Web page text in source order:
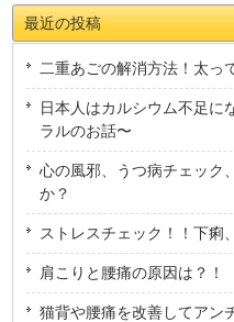
最近の投稿
二重あごの解消方法！太っ
日本人はカルシウム不足に
ラルのお話〜
心の風邪、うつ病チェック
か？
ストレスチェック！！下痢
肩こりと腰痛の原因は？！
猫背や腰痛を改善してアン